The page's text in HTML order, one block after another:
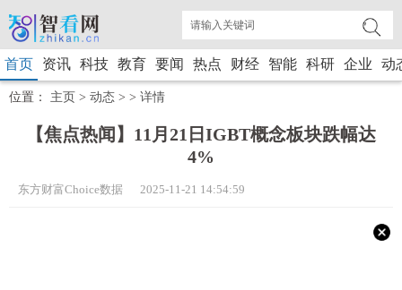
首页 资讯 科技 教育 要闻 热点 财经 智能 科研 企业 动
位置： 主页 > 动态 > > 详情
【焦点热闻】11月21日IGBT概念板块跌幅达
4%
东方财富Choice数据 2025-11-21 14:54:59